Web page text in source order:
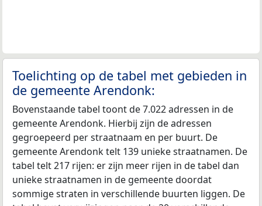
Toelichting op de tabel met gebieden in
de gemeente Arendonk:
Bovenstaande tabel toont de 7.022 adressen in de
gemeente Arendonk. Hierbij zijn de adressen
gegroepeerd per straatnaam en per buurt. De
gemeente Arendonk telt 139 unieke straatnamen. De
tabel telt 217 rijen: er zijn meer rijen in de tabel dan
unieke straatnamen in de gemeente doordat
sommige straten in verschillende buurten liggen. De